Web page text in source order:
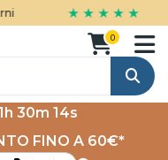
★ ★ ★ ★ ★
Cerca
0
30m 14s
FINO A 60€*